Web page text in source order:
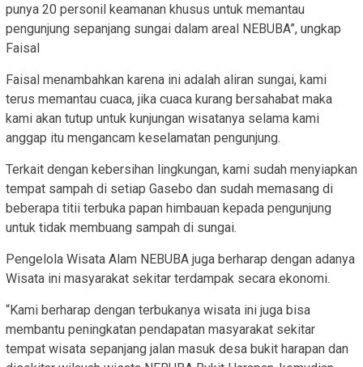
punya 20 personil keamanan khusus untuk memantau
pengunjung sepanjang sungai dalam areal NEBUBA”, ungkap
Faisal
Faisal menambahkan karena ini adalah aliran sungai, kami
terus memantau cuaca, jika cuaca kurang bersahabat maka
kami akan tutup untuk kunjungan wisatanya selama kami
anggap itu mengancam keselamatan pengunjung.
Terkait dengan kebersihan lingkungan, kami sudah menyiapkan
tempat sampah di setiap Gasebo dan sudah memasang di
beberapa titii terbuka papan himbauan kepada pengunjung
untuk tidak membuang sampah di sungai.
Pengelola Wisata Alam NEBUBA juga berharap dengan adanya
Wisata ini masyarakat sekitar terdampak secara ekonomi.
“Kami berharap dengan terbukanya wisata ini juga bisa
membantu peningkatan pendapatan masyarakat sekitar
tempat wisata sepanjang jalan masuk desa bukit harapan dan